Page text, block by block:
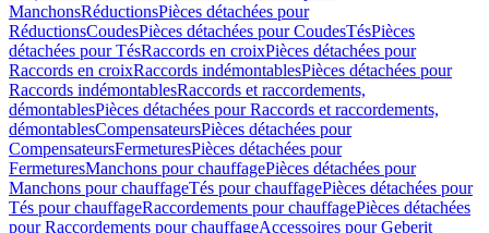
ManchonsRéductionsPièces détachées pour
RéductionsCoudesPièces détachées pour CoudesTésPièces
détachées pour TésRaccords en croixPièces détachées pour
Raccords en croixRaccords indémontablesPièces détachées pour
Raccords indémontablesRaccords et raccordements,
démontablesPièces détachées pour Raccords et raccordements,
démontablesCompensateursPièces détachées pour
CompensateursFermeturesPièces détachées pour
FermeturesManchons pour chauffagePièces détachées pour
Manchons pour chauffageTés pour chauffagePièces détachées pour
Tés pour chauffageRaccordements pour chauffagePièces détachées
pour Raccordements pour chauffageAccessoires pour Geberit